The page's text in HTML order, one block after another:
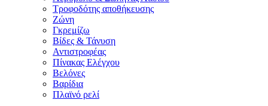
Τροφοδότης αποθήκευσης
Ζώνη
Γκρεμίζω
Βίδες & Τάνυση
Αντιστροφέας
Πίνακας Ελέγχου
Βελόνες
Βαρίδια
Πλαϊνό ρελί